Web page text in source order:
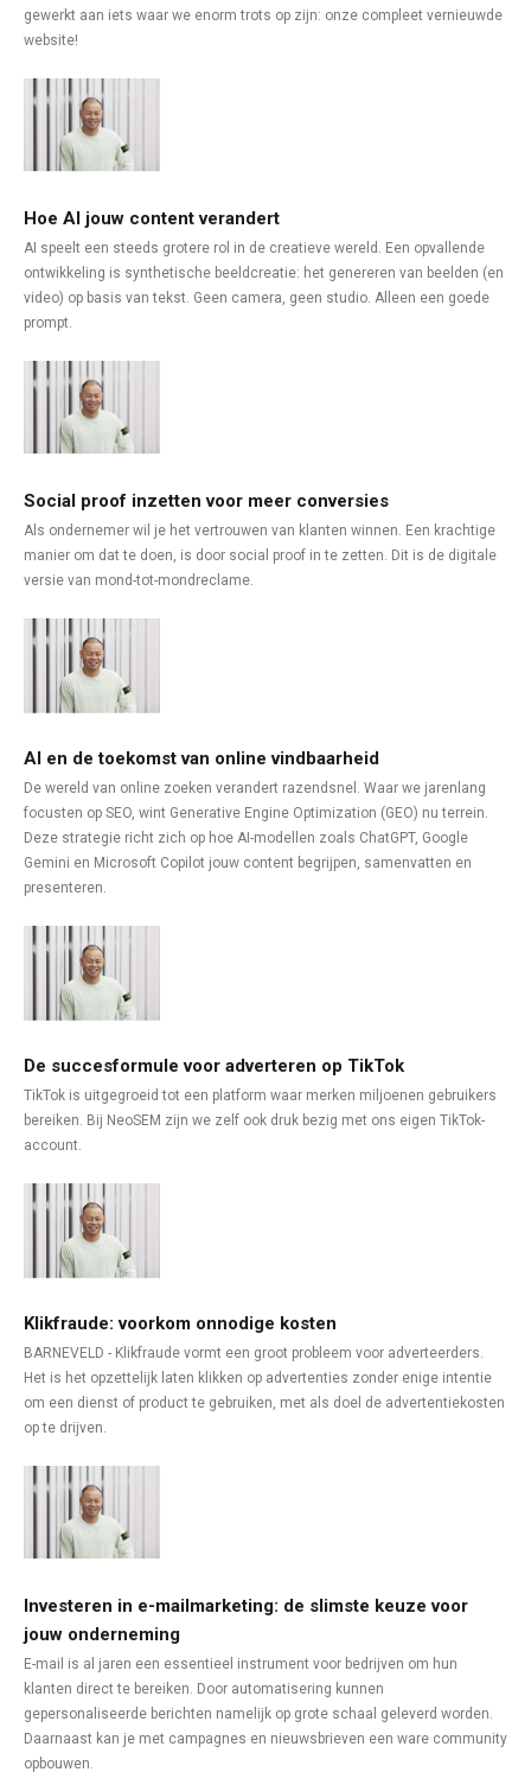
gewerkt aan iets waar we enorm trots op zijn: onze compleet vernieuwde
website!
Hoe AI jouw content verandert
AI speelt een steeds grotere rol in de creatieve wereld. Een opvallende
ontwikkeling is synthetische beeldcreatie: het genereren van beelden (en
video) op basis van tekst. Geen camera, geen studio. Alleen een goede
prompt.
Social proof inzetten voor meer conversies
Als ondernemer wil je het vertrouwen van klanten winnen. Een krachtige
manier om dat te doen, is door social proof in te zetten. Dit is de digitale
versie van mond-tot-mondreclame.
AI en de toekomst van online vindbaarheid
De wereld van online zoeken verandert razendsnel. Waar we jarenlang
focusten op SEO, wint Generative Engine Optimization (GEO) nu terrein.
Deze strategie richt zich op hoe AI-modellen zoals ChatGPT, Google
Gemini en Microsoft Copilot jouw content begrijpen, samenvatten en
presenteren.
De succesformule voor adverteren op TikTok
TikTok is uitgegroeid tot een platform waar merken miljoenen gebruikers
bereiken. Bij NeoSEM zijn we zelf ook druk bezig met ons eigen TikTok-
account.
Klikfraude: voorkom onnodige kosten
BARNEVELD - Klikfraude vormt een groot probleem voor adverteerders.
Het is het opzettelijk laten klikken op advertenties zonder enige intentie
om een dienst of product te gebruiken, met als doel de advertentiekosten
op te drijven.
Investeren in e-mailmarketing: de slimste keuze voor
jouw onderneming
E-mail is al jaren een essentieel instrument voor bedrijven om hun
klanten direct te bereiken. Door automatisering kunnen
gepersonaliseerde berichten namelijk op grote schaal geleverd worden.
Daarnaast kan je met campagnes en nieuwsbrieven een ware community
opbouwen.